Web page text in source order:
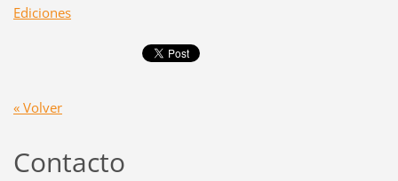
Ediciones
« Volver
Contacto